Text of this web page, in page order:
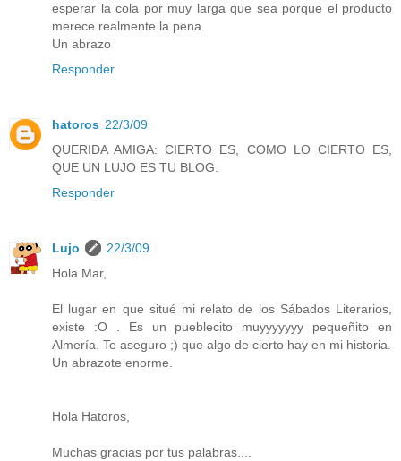
esperar la cola por muy larga que sea porque el producto
merece realmente la pena.
Un abrazo
Responder
hatoros 22/3/09
QUERIDA AMIGA: CIERTO ES, COMO LO CIERTO ES,
QUE UN LUJO ES TU BLOG.
Responder
Lujo
22/3/09
Hola Mar,
El lugar en que situé mi relato de los Sábados Literarios,
existe :O . Es un pueblecito muyyyyyyy pequeñito en
Almería. Te aseguro ;) que algo de cierto hay en mi historia.
Un abrazote enorme.
Hola Hatoros,
Muchas gracias por tus palabras....